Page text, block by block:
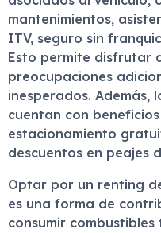
mantenimientos,
ITV, seguro sin
Esto permite disfrutar
preocupaciones
inesperados. Además,
cuentan con
estacionamiento
descuentos en peajes
Optar por un renting
es una forma de
consumir combustibles